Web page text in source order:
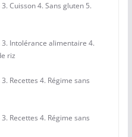
Cuisson 4. Sans gluten 5.
Intolérance alimentaire 4.
riz
Recettes 4. Régime sans
Recettes 4. Régime sans